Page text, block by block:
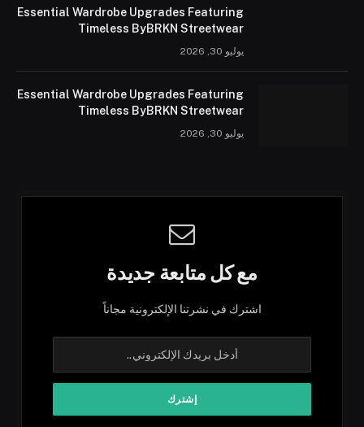
Essential Wardrobe Upgrades Featuring
Timeless ByBRKN Streetwear
يوليو 30, 2026
Essential Wardrobe Upgrades Featuring
Timeless ByBRKN Streetwear
يوليو 30, 2026
مع كل متابعة جديدة
اشترك في نشرتنا الإلكترونية مجاناً